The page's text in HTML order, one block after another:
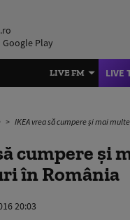
Google Play
LIVE FM LIVE
IKEA vrea să cumpere şi mai multe
cumpere şi
în România
20:03